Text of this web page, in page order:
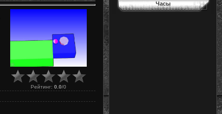
Рейтинг: 0.0/0
Часы